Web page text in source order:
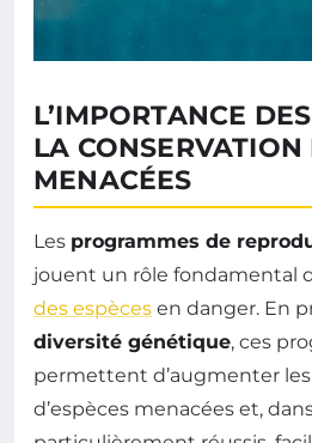
L’IMPORTANCE
LA CONSERVATION
MENACÉES
Les programmes de
jouent un rôle fondamental
des espèces en danger. En
diversité génétique, ces
permettent d’augmenter
d’espèces menacées et,